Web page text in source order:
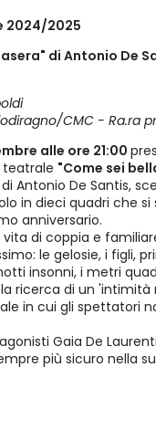
2024/2025
di Antonio De
CMC - Ra.ra
alle ore 21:00
"Come sei
Antonio De Santis,
in dieci quadri che
anniversario.
vita di coppia e
le gelosie, i figli,
insonni, i metri
ricerca di un
in cui gli spettatori
Gaia De
più sicuro nella